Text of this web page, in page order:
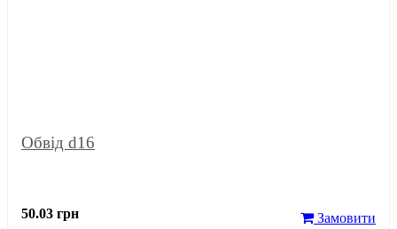
Обвід d16
50.03 грн Замовити